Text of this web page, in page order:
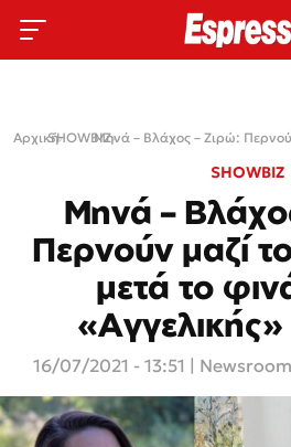
Αρχική›
SHOWBIZ›
SHOWBIZ
Μηνά –
Περνούν μαζί
μετά το
16/07/2021 - 13:51 Newsroom